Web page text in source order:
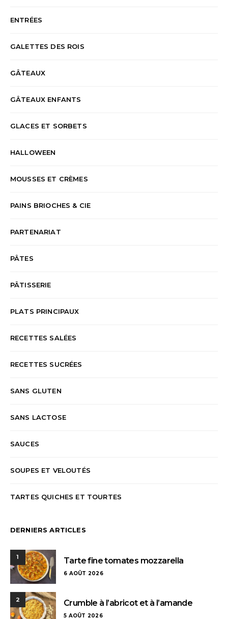
ENTRÉES
GALETTES DES ROIS
GÂTEAUX
GÂTEAUX ENFANTS
GLACES ET SORBETS
HALLOWEEN
MOUSSES ET CRÈMES
PAINS BRIOCHES & CIE
PARTENARIAT
PÂTES
PÂTISSERIE
PLATS PRINCIPAUX
RECETTES SALÉES
RECETTES SUCRÉES
SANS GLUTEN
SANS LACTOSE
SAUCES
SOUPES ET VELOUTÉS
TARTES QUICHES ET TOURTES
DERNIERS ARTICLES
1 Tarte fine tomates mozzarella
6 AOÛT 2026
2 Crumble à l’abricot et à l’amande
5 AOÛT 2026